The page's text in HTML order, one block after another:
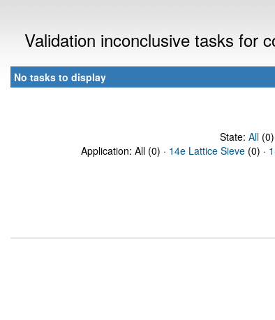
Validation inconclusive tasks for
No tasks to display
State: All(0)
Application: All (0) · 14e Lattice Sieve (0) ·